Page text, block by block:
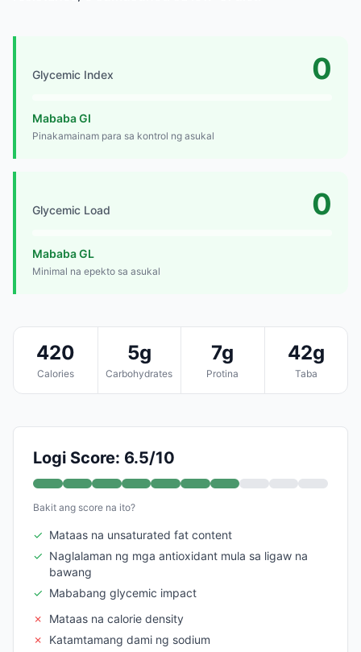
Glycemic Index 0
Mababa GI
Pinakamainam para sa kontrol ng asukal
Glycemic Load 0
Mababa GL
Minimal na epekto sa asukal
420
Calories
5g
Carbohydrates
7g
Protina
42g
Taba
Logi Score: 6.5/10
Bakit ang score na ito?
✓ Mataas na unsaturated fat content
✓ Naglalaman ng mga antioxidant mula sa ligaw na
bawang
✓ Mababang glycemic impact
✗
Mataas na calorie density
✗
Katamtamang dami ng sodium